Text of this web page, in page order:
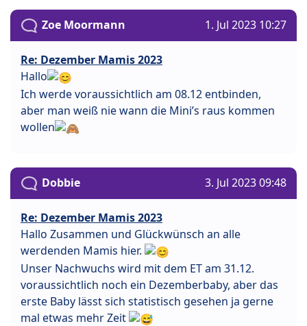
Zoe Moormann 1. Jul 2023 10:27
Re: Dezember Mamis 2023
Hallo
Ich werde voraussichtlich am 08.12 entbinden,
aber man weiß nie wann die Mini’s raus kommen
wollen
Dobbie 3. Jul 2023 09:48
Re: Dezember Mamis 2023
Hallo Zusammen und Glückwünsch an alle
werdenden Mamis hier.
Unser Nachwuchs wird mit dem ET am 31.12.
voraussichtlich noch ein Dezemberbaby, aber das
erste Baby lässt sich statistisch gesehen ja gerne
mal etwas mehr Zeit